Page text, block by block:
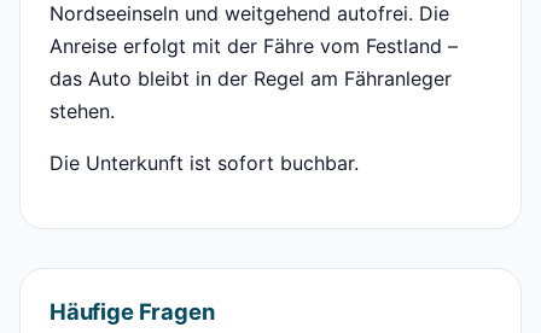
Nordseeinseln und weitgehend autofrei. Die
Anreise erfolgt mit der Fähre vom Festland –
das Auto bleibt in der Regel am Fähranleger
stehen.
Die Unterkunft ist sofort buchbar.
Häufige Fragen